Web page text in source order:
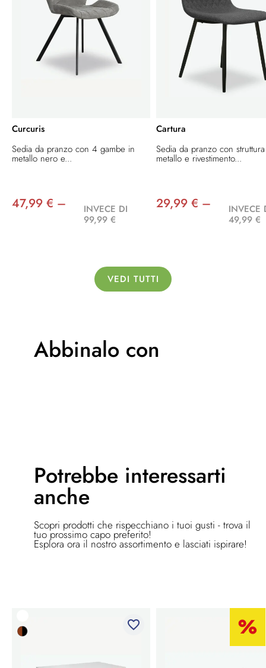
Curcuris
Sedia da pranzo con 4 gambe in
metallo nero e...
47,99 € –
INVECE DI
99,99 €
Cartura
Sedia da pranzo con
metallo e rivestimento...
29,99 € –
INVECE
49,99 €
VEDI TUTTI
Abbinalo con
Potrebbe interessarti
anche
Scopri prodotti che rispecchiano i tuoi gusti - trova il
tuo prossimo capo preferito!
Esplora ora il nostro assortimento e lasciati ispirare!
favorite_border